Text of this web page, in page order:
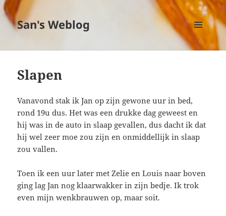
San's Weblog
MENU
EN
Slapen
Vanavond stak ik Jan op zijn gewone uur in bed,
rond 19u dus. Het was een drukke dag geweest en
hij was in de auto in slaap gevallen, dus dacht ik dat
hij wel zeer moe zou zijn en onmiddellijk in slaap
zou vallen.
Toen ik een uur later met Zelie en Louis naar boven
ging lag Jan nog klaarwakker in zijn bedje. Ik trok
even mijn wenkbrauwen op, maar soit.